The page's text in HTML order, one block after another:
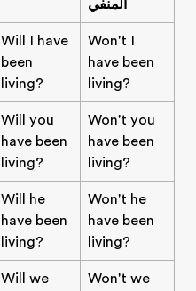
المنفي
Will I have
been
living?
Won't I
have been
living?
Will you
have been
living?
Won't you
have been
living?
Will he
have been
living?
Won't he
have been
living?
Will we
Won't we